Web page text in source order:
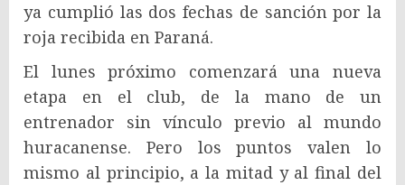
ya cumplió las dos fechas de sanción por la
roja recibida en Paraná.
El lunes próximo comenzará una nueva
etapa en el club, de la mano de un
entrenador sin vínculo previo al mundo
huracanense. Pero los puntos valen lo
mismo al principio, a la mitad y al final del